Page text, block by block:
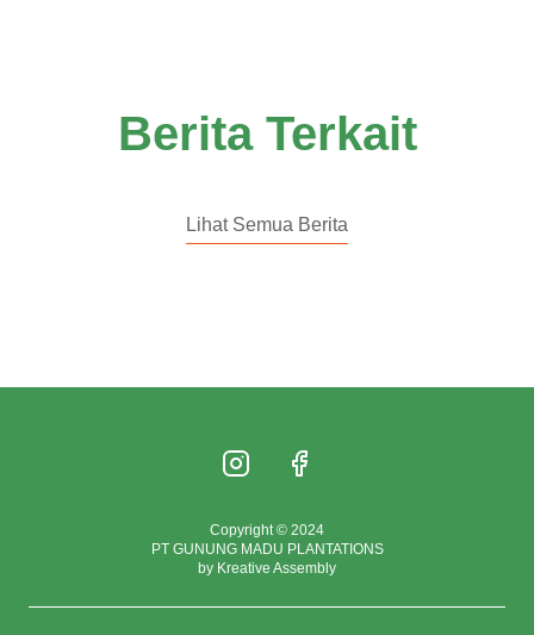
Berita Terkait
Lihat Semua Berita
Copyright © 2024
PT GUNUNG MADU PLANTATIONS
by Kreative Assembly